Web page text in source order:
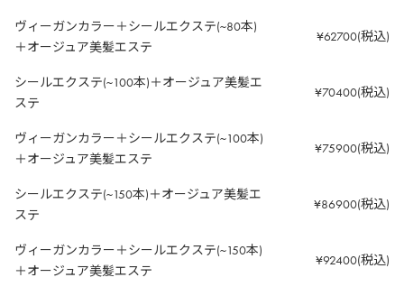
ヴィーガンカラー＋シールエクステ(~80本)
＋オージュア美髪エステ
¥62700(税込)
シールエクステ(~100本)＋オージュア美髪エ
ステ
¥70400(税込)
ヴィーガンカラー＋シールエクステ(~100本)
＋オージュア美髪エステ
¥75900(税込)
シールエクステ(~150本)＋オージュア美髪エ
ステ
¥86900(税込)
ヴィーガンカラー＋シールエクステ(~150本)
＋オージュア美髪エステ
¥92400(税込)